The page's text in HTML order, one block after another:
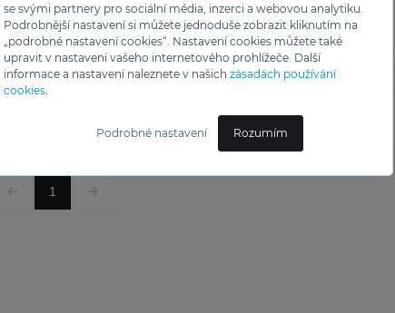
se svými partnery pro sociální média, inzerci a webovou analytiku.
Podrobnější nastavení si můžete jednoduše zobrazit kliknutím na
„podrobné nastavení cookies“. Nastavení cookies můžete také
upravit v nastavení vašeho internetového prohlížeče. Další
informace a nastavení naleznete v našich zásadách používání
cookies.
Podrobné nastavení Rozumím
europe
PROFI 7
Profi-europe
VYSAVAČ
7 990 Kč
1